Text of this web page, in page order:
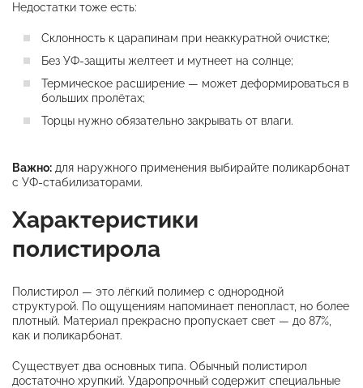
Недостатки тоже есть:
Склонность к царапинам при неаккуратной очистке;
Без УФ-защиты желтеет и мутнеет на солнце;
Термическое расширение — может деформироваться в
больших пролётах;
Торцы нужно обязательно закрывать от влаги.
Важно: для наружного применения выбирайте поликарбонат
с УФ-стабилизаторами.
Характеристики
полистирола
Полистирол — это лёгкий полимер с однородной
структурой. По ощущениям напоминает пенопласт, но более
плотный. Материал прекрасно пропускает свет — до 87%,
как и поликарбонат.
Существует два основных типа. Обычный полистирол
достаточно хрупкий. Ударопрочный содержит специальные